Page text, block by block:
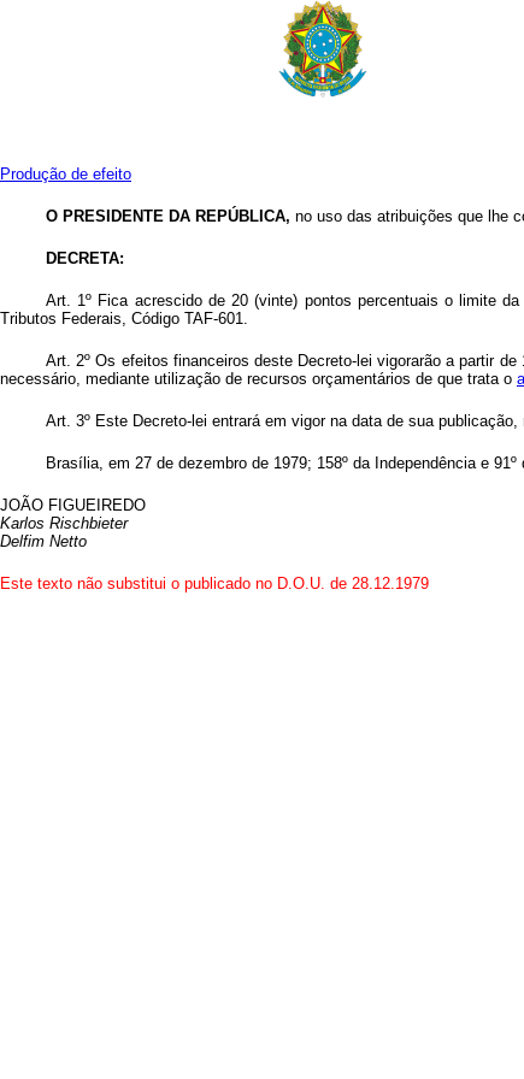
Produção de efeito
O PRESIDENTE DA REPÚBLICA, no uso das atribuições que lhe
DECRETA:
Art. 1º Fica acrescido de 20 (vinte) pontos percentuais o limite
Tributos Federais, Código TAF-601.
Art. 2º Os efeitos financeiros deste Decreto-lei vigorarão a partir
necessário, mediante utilização de recursos orçamentários de que trata o
Art. 3º Este Decreto-lei entrará em vigor na data de sua
Brasília, em 27 de dezembro de 1979; 158º da Independência e 91º
JOÃO FIGUEIREDO
Karlos Rischbieter
Delfim Netto
Este texto não substitui o publicado no D.O.U. de 28.12.1979